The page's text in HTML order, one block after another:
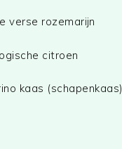
verse rozemarijn
citroen
kaas (schapenkaas)